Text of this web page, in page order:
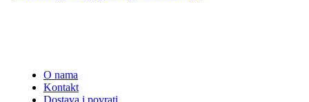
O nama
Kontakt
Dostava i povrati